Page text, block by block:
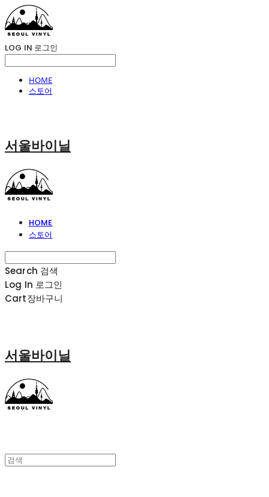
LOG IN 로그인
HOME
스토어
서울바이닐
HOME
스토어
Search 검색
Log In 로그인
Cart장바구니
서울바이닐